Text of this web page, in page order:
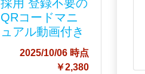
採用 登録不要の
QRコードマニ
ュアル動画付き
2025/10/06 時点
￥2,380